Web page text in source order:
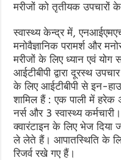
मरीजों को तृतीयक उपचारों
स्वास्थ्य केन्द्र में,
मनोवैज्ञानिक परामर्श और
मरीजों के लिए ध्यान एवं
आईटीबीपी द्वारा दूरस्थ
के लिए आईटीबीपी से इन-
शामिल हैं : एक पाली में
नर्स और 3 स्वास्थ्य
क्वारंटाइन के लिए भेज दिया
ले लेते हैं। आपातस्थिति के
रिजर्व रखे गए हैं।